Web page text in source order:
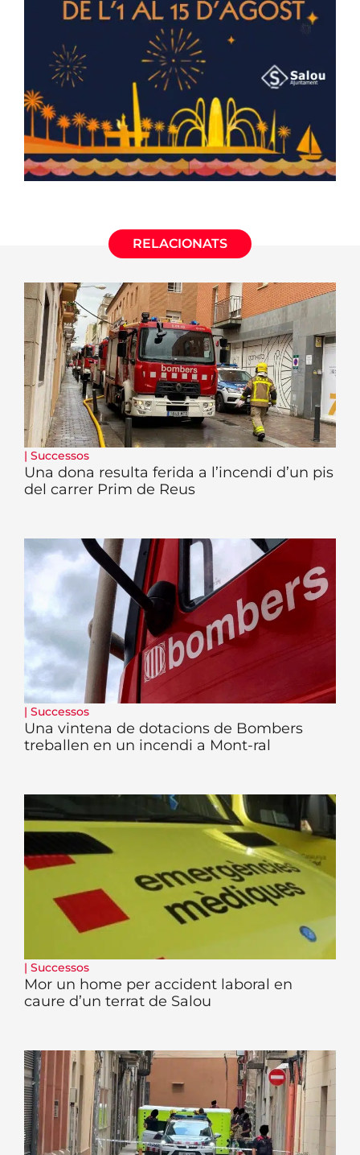
RELACIONATS
| Successos
Una dona resulta ferida a l’incendi d’un pis
del carrer Prim de Reus
| Successos
Una vintena de dotacions de Bombers
treballen en un incendi a Mont-ral
| Successos
Mor un home per accident laboral en
caure d’un terrat de Salou